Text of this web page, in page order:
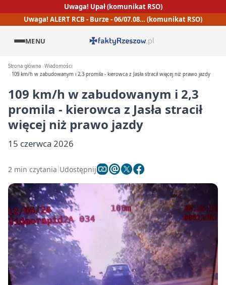
Uwaga! Upał (komunikat RSO)
Uwaga! ALERT RCB - Burze - 06/07.08… (komunikat RSO)
MENU
Strona główna Wiadomości
109 km/h w zabudowanym i 2,3 promila - kierowca z Jasła stracił więcej niż prawo jazdy
109 km/h w zabudowanym i 2,3
promila - kierowca z Jasła stracił
więcej niż prawo jazdy
15 czerwca 2026
2 min czytania Udostępnij